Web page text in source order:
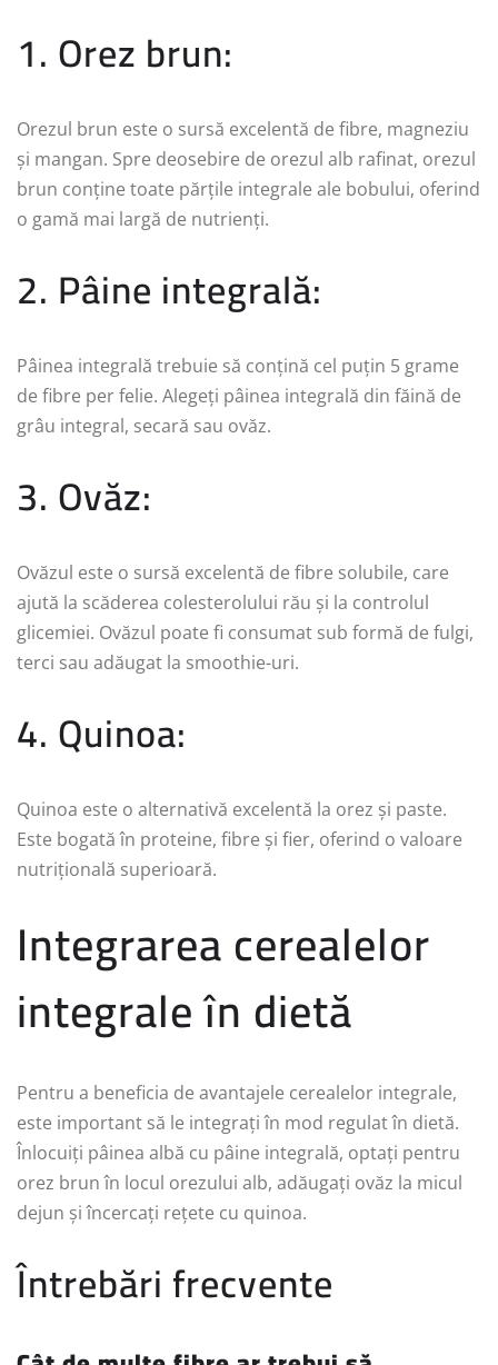
1. Orez brun:
Orezul brun este o sursă excelentă de fibre, magneziu
și mangan. Spre deosebire de orezul alb rafinat, orezul
brun conține toate părțile integrale ale bobului, oferind
o gamă mai largă de nutrienți.
2. Pâine integrală:
Pâinea integrală trebuie să conțină cel puțin 5 grame
de fibre per felie. Alegeți pâinea integrală din făină de
grâu integral, secară sau ovăz.
3. Ovăz:
Ovăzul este o sursă excelentă de fibre solubile, care
ajută la scăderea colesterolului rău și la controlul
glicemiei. Ovăzul poate fi consumat sub formă de fulgi,
terci sau adăugat la smoothie-uri.
4. Quinoa:
Quinoa este o alternativă excelentă la orez și paste.
Este bogată în proteine, fibre și fier, oferind o valoare
nutrițională superioară.
Integrarea cerealelor
integrale în dietă
Pentru a beneficia de avantajele cerealelor integrale,
este important să le integrați în mod regulat în dietă.
Înlocuiți pâinea albă cu pâine integrală, optați pentru
orez brun în locul orezului alb, adăugați ovăz la micul
dejun și încercați rețete cu quinoa.
Întrebări frecvente